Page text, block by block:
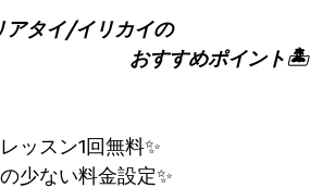
タイ/イリカイの
                                  おすすめポイント🏝
ッスン1回無料✨
少ない料金設定✨